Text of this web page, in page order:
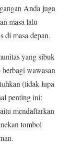
Anda juga
masa lalu
di masa depan.
yang sibuk
wawasan
(tidak lupa
penting ini:
mendaftarkan
tombol